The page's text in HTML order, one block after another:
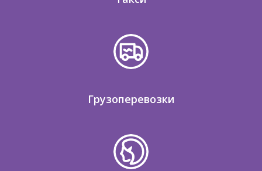
Грузоперевозки